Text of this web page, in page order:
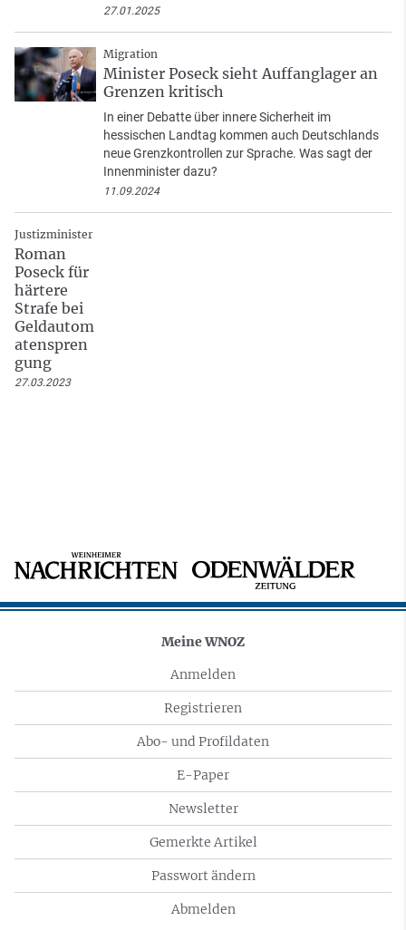
27.01.2025
Migration
Minister Poseck sieht Auffanglager an
Grenzen kritisch
In einer Debatte über innere Sicherheit im
hessischen Landtag kommen auch Deutschlands
neue Grenzkontrollen zur Sprache. Was sagt der
Innenminister dazu?
11.09.2024
Justizminister
Roman
Poseck für
härtere
Strafe bei
Geldautom
atenspren
gung
27.03.2023
Meine WNOZ
Anmelden
Registrieren
Abo- und Profildaten
E-Paper
Newsletter
Gemerkte Artikel
Passwort ändern
Abmelden